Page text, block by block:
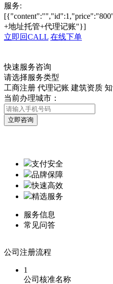
服务:
+地址托管+代理记账"}]
立即回CALL 在线下单
快速服务咨询
请选择服务类型
工商注册 代理记账 建筑资质
当前办理城市：
支付安全
品牌保障
快速高效
精选服务
服务信息
常见问答
公司注册流程
1
公司核准名称